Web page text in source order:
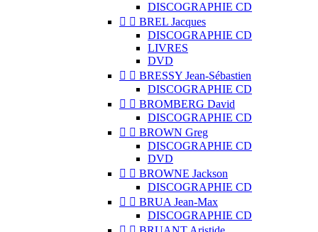
DISCOGRAPHIE CD
  BREL Jacques
DISCOGRAPHIE CD
LIVRES
DVD
  BRESSY Jean-Sébastien
DISCOGRAPHIE CD
  BROMBERG David
DISCOGRAPHIE CD
  BROWN Greg
DISCOGRAPHIE CD
DVD
  BROWNE Jackson
DISCOGRAPHIE CD
  BRUA Jean-Max
DISCOGRAPHIE CD